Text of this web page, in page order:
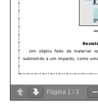
Página 1 / 3